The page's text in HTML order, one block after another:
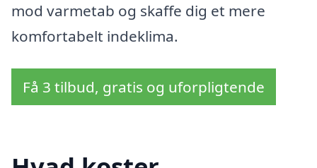
mod varmetab og skaffe dig et mere
komfortabelt indeklima.
Få 3 tilbud, gratis og uforpligtende